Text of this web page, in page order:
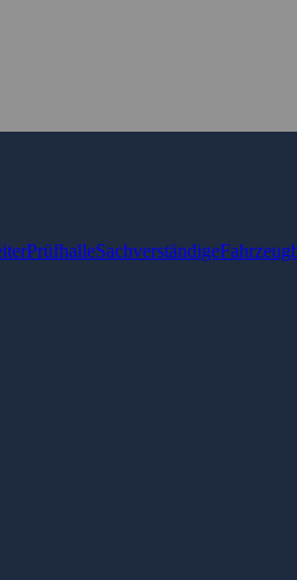
PrüfhalleSachverständige